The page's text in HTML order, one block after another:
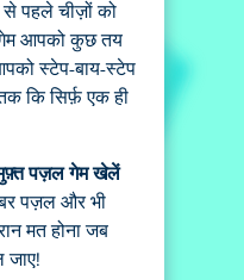
पहले चीज़ों को
गेम आपको कुछ तय
स्टेप-बाय-स्टेप
कि सिर्फ़ एक ही
पज़ल गेम खेलें
पज़ल और भी
मत होना जब
जाए!